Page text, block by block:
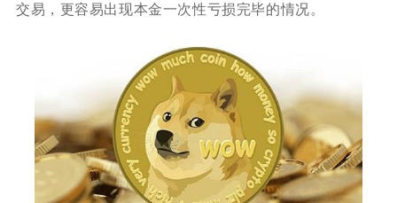
交易，更容易出现本金一次性亏损完毕的情况。